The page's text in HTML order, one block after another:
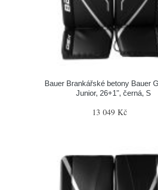
Bauer Brankářské betony Bauer
Junior, 26+1", černá, S
13 049 Kč